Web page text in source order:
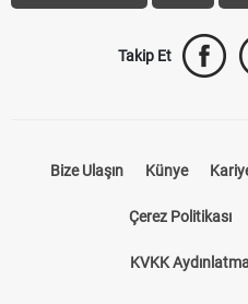
Trabzonspor Transfer Canlı İzle